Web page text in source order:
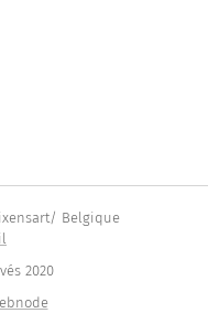
Belgique
2020